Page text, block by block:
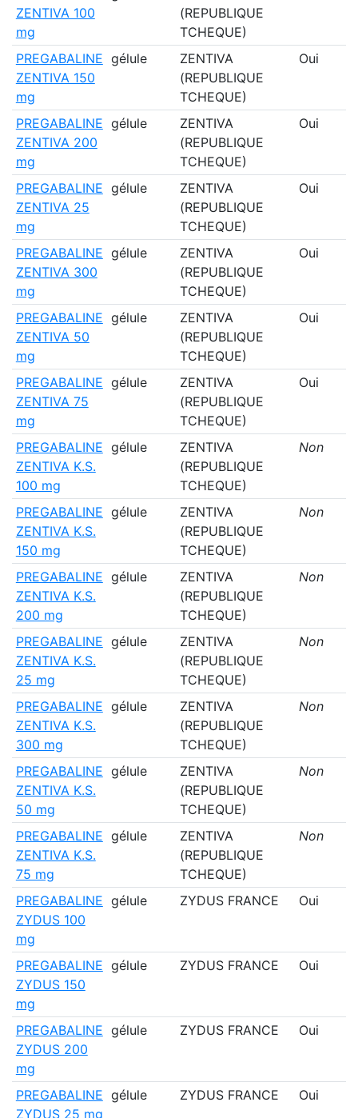
ZENTIVA 100
mg
(REPUBLIQUE
TCHEQUE)
PREGABALINE
ZENTIVA 150
mg
gélule
ZENTIVA
(REPUBLIQUE
TCHEQUE)
Oui
PREGABALINE
ZENTIVA 200
mg
gélule
ZENTIVA
(REPUBLIQUE
TCHEQUE)
Oui
PREGABALINE
ZENTIVA 25
mg
gélule
ZENTIVA
(REPUBLIQUE
TCHEQUE)
Oui
PREGABALINE
ZENTIVA 300
mg
gélule
ZENTIVA
(REPUBLIQUE
TCHEQUE)
Oui
PREGABALINE
ZENTIVA 50
mg
gélule
ZENTIVA
(REPUBLIQUE
TCHEQUE)
Oui
PREGABALINE
ZENTIVA 75
mg
gélule
ZENTIVA
(REPUBLIQUE
TCHEQUE)
Oui
PREGABALINE
ZENTIVA K.S.
100 mg
gélule
ZENTIVA
(REPUBLIQUE
TCHEQUE)
Non
PREGABALINE
ZENTIVA K.S.
150 mg
gélule
ZENTIVA
(REPUBLIQUE
TCHEQUE)
Non
PREGABALINE
ZENTIVA K.S.
200 mg
gélule
ZENTIVA
(REPUBLIQUE
TCHEQUE)
Non
PREGABALINE
ZENTIVA K.S.
25 mg
gélule
ZENTIVA
(REPUBLIQUE
TCHEQUE)
Non
PREGABALINE
ZENTIVA K.S.
300 mg
gélule
ZENTIVA
(REPUBLIQUE
TCHEQUE)
Non
PREGABALINE
ZENTIVA K.S.
50 mg
gélule
ZENTIVA
(REPUBLIQUE
TCHEQUE)
Non
PREGABALINE
ZENTIVA K.S.
75 mg
gélule
ZENTIVA
(REPUBLIQUE
TCHEQUE)
Non
PREGABALINE
ZYDUS 100
mg
gélule ZYDUS FRANCE Oui
PREGABALINE
ZYDUS 150
mg
gélule ZYDUS FRANCE Oui
PREGABALINE
ZYDUS 200
mg
gélule ZYDUS FRANCE Oui
PREGABALINE
ZYDUS 25 mg
gélule ZYDUS FRANCE Oui